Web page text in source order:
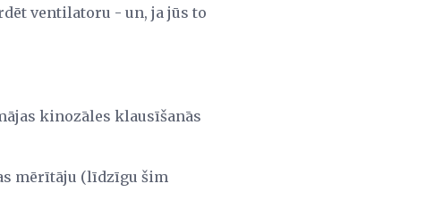
ventilatoru - un, ja jūs to
kinozāles klausīšanās
mērītāju (līdzīgu šim